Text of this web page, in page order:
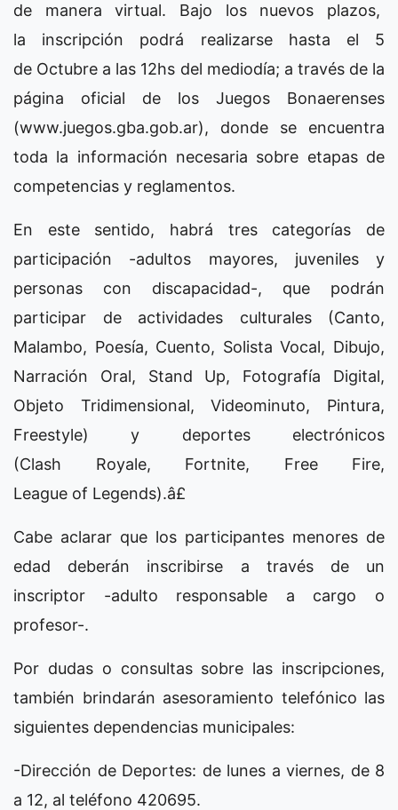
de manera virtual. Bajo los nuevos plazos,
la inscripción podrá realizarse hasta el 5
de Octubre a las 12hs del mediodía; a través de la
página oficial de los Juegos Bonaerenses
(www.juegos.gba.gob.ar), donde se encuentra
toda la información necesaria sobre etapas de
competencias y reglamentos.
En este sentido, habrá tres categorías de
participación -adultos mayores, juveniles y
personas con discapacidad-, que podrán
participar de actividades culturales (Canto,
Malambo, Poesía, Cuento, Solista Vocal, Dibujo,
Narración Oral, Stand Up, Fotografía Digital,
Objeto Tridimensional, Videominuto, Pintura,
Freestyle) y deportes electrónicos
(Clash Royale, Fortnite, Free Fire,
League of Legends).â£
Cabe aclarar que los participantes menores de
edad deberán inscribirse a través de un
inscriptor -adulto responsable a cargo o
profesor-.
Por dudas o consultas sobre las inscripciones,
también brindarán asesoramiento telefónico las
siguientes dependencias municipales:
-Dirección de Deportes: de lunes a viernes, de 8
a 12, al teléfono 420695.